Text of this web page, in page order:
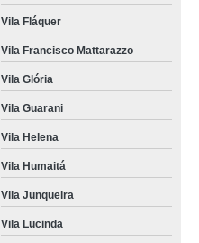
Vila Fláquer
Vila Francisco Mattarazzo
Vila Glória
Vila Guarani
Vila Helena
Vila Humaitá
Vila Junqueira
Vila Lucinda